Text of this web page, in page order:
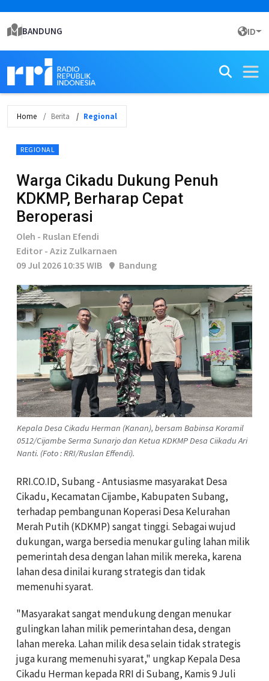
BANDUNG ID
Home Berita Regional
REGIONAL
Warga Cikadu Dukung Penuh
KDKMP, Berharap Cepat
Beroperasi
Oleh - Ruslan Efendi
Editor - Aziz Zulkarnaen
09 Jul 2026 10:35 WIB
Bandung
Kepala Desa Cikadu Herman (Kanan), bersam Babinsa Koramil
0512/Cijambe Serma Sunarjo dan Ketua KDKMP Desa Ciikadu Ari
Nanti. (Foto : RRI/Ruslan Effendi).
RRI.CO.ID, Subang - Antusiasme masyarakat Desa
Cikadu, Kecamatan Cijambe, Kabupaten Subang,
terhadap pembangunan Koperasi Desa Kelurahan
Merah Putih (KDKMP) sangat tinggi. Sebagai wujud
dukungan, warga bersedia menukar guling lahan milik
pemerintah desa dengan lahan milik mereka, karena
lahan desa dinilai kurang strategis dan tidak
memenuhi syarat.
"Masyarakat sangat mendukung dengan menukar
gulingkan lahan milik pemerintahan desa, dengan
lahan mereka. Lahan milik desa selain tidak strategis
juga kurang memenuhi syarat," ungkap Kepala Desa
Cikadu Herman kepada RRI di Subang, Kamis 9 Juli